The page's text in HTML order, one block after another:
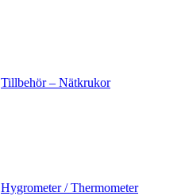
Tillbehör – Nätkrukor
Hygrometer / Thermometer